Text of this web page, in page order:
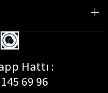
Hattı :
69 96